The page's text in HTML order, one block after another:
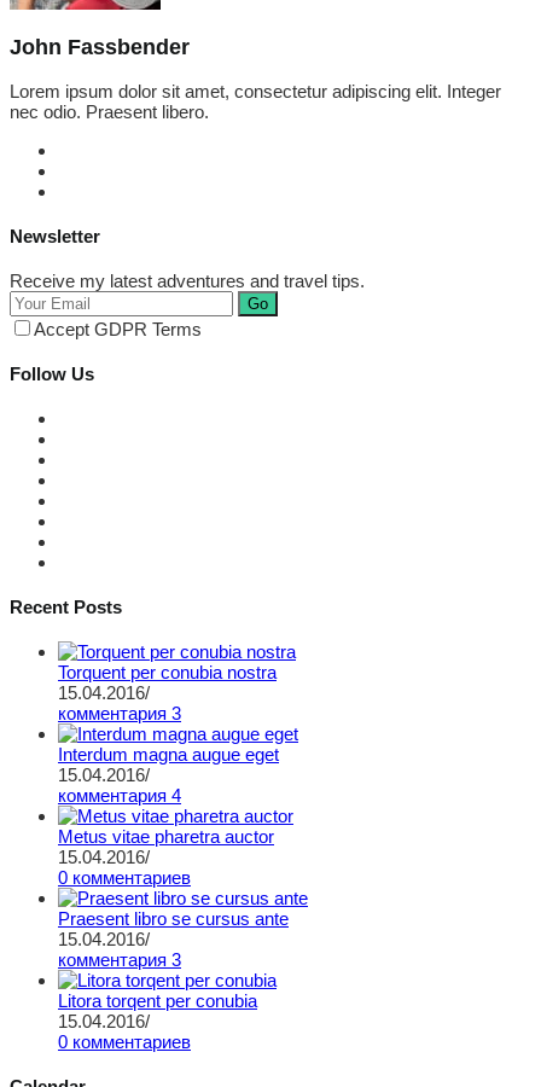
John Fassbender
Lorem ipsum dolor sit amet, consectetur adipiscing elit. Integer
nec odio. Praesent libero.
Newsletter
Receive my latest adventures and travel tips.
Go
Accept GDPR Terms
Follow Us
Recent Posts
Torquent per conubia nostra
15.04.2016/
комментария 3
Interdum magna augue eget
15.04.2016/
комментария 4
Metus vitae pharetra auctor
15.04.2016/
0 комментариев
Praesent libro se cursus ante
15.04.2016/
комментария 3
Litora torqent per conubia
15.04.2016/
0 комментариев